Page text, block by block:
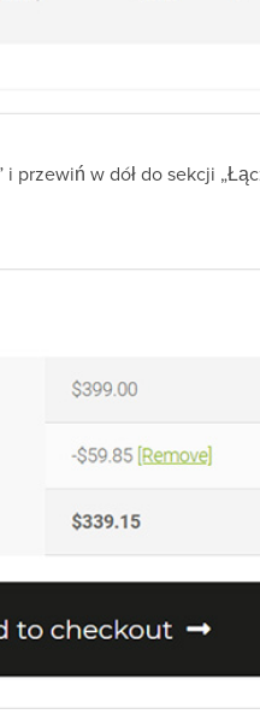
przewiń w dół do sekcji